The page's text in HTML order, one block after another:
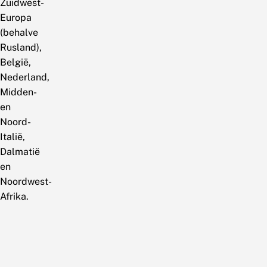
Zuidwest-
Europa
(behalve
Rusland),
België,
Nederland,
Midden-
en
Noord-
Italië,
Dalmatië
en
Noordwest-
Afrika.